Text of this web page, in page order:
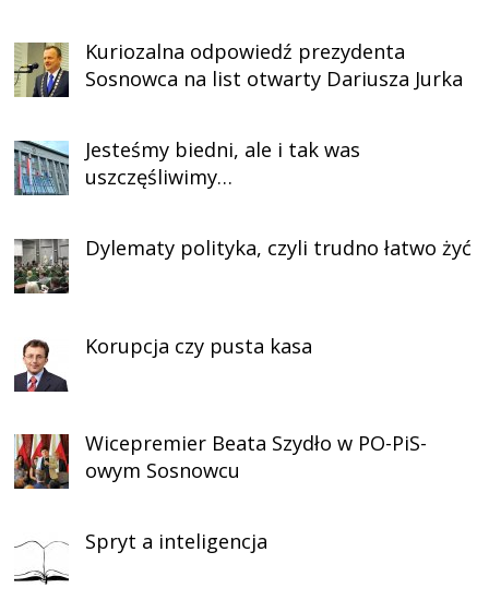
Kuriozalna odpowiedź prezydenta
Sosnowca na list otwarty Dariusza Jurka
Jesteśmy biedni, ale i tak was
uszczęśliwimy…
Dylematy polityka, czyli trudno łatwo żyć
Korupcja czy pusta kasa
Wicepremier Beata Szydło w PO-PiS-
owym Sosnowcu
Spryt a inteligencja